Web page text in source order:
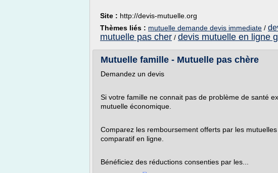
Site : http://devis-mutuelle.org
Thèmes liés : mutuelle demande devis immediate /
mutuelle pas cher / devis mutuelle en ligne
Mutuelle famille - Mutuelle pas chère
Demandez un devis
Si votre famille ne connait pas de problème de santé
mutuelle économique.
Comparez les remboursement offerts par les
comparatif en ligne.
Bénéficiez des réductions consenties par les...